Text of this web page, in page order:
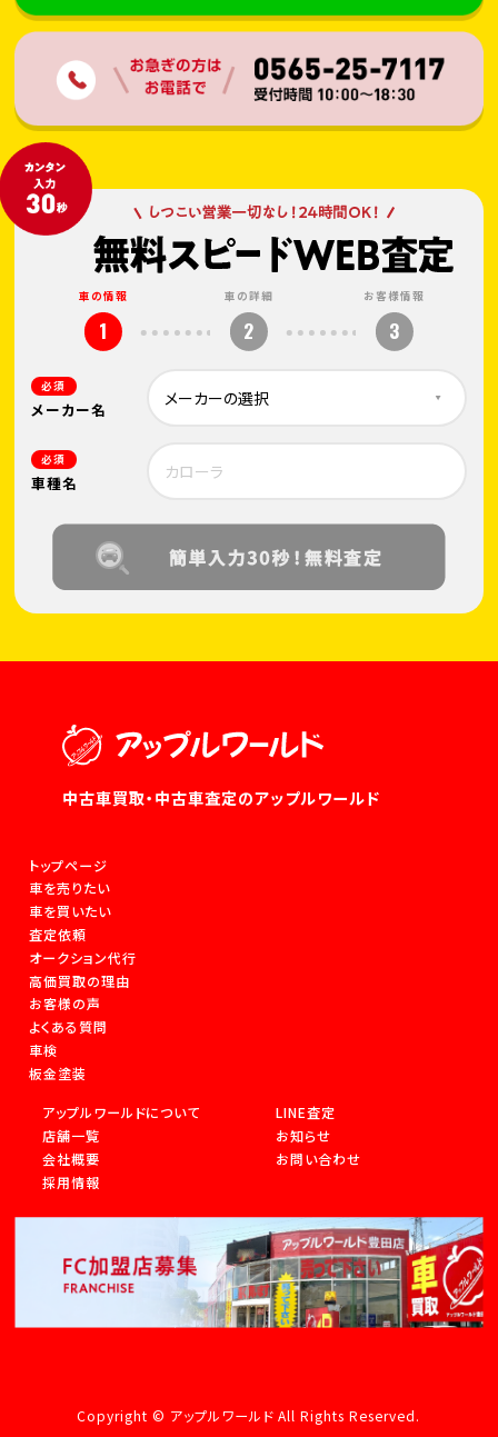
車の情報
1
車の詳細
2
お客様情報
3
必須
メーカー名
必須
車種名
中古車買取・中古車査定のアップルワールド
トップページ
車を売りたい
車を買いたい
査定依頼
オークション代行
高価買取の理由
お客様の声
よくある質問
車検
板金塗装
アップルワールドについて
店舗一覧
会社概要
採用情報
LINE査定
お知らせ
お問い合わせ
Copyright © アップルワールド All Rights Reserved.